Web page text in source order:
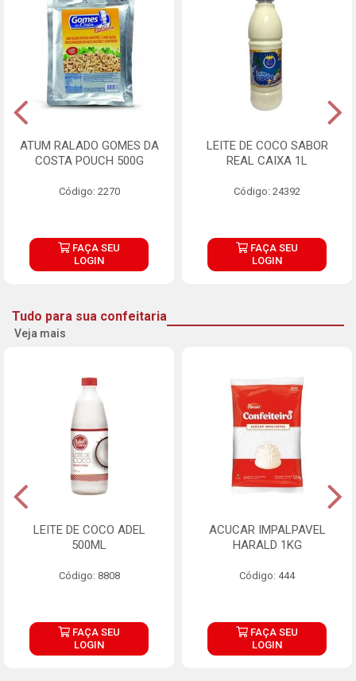
ATUM RALADO GOMES DA
COSTA POUCH 500G
Código: 2270
FAÇA SEU
LOGIN
LEITE DE COCO SABOR
REAL CAIXA 1L
Código: 24392
FAÇA SEU
LOGIN
Tudo para sua confeitaria
Veja mais
LEITE DE COCO ADEL
500ML
Código: 8808
FAÇA SEU
LOGIN
ACUCAR IMPALPAVEL
HARALD 1KG
Código: 444
FAÇA SEU
LOGIN